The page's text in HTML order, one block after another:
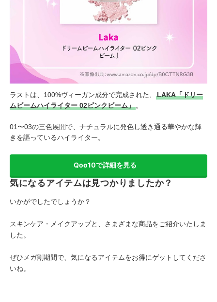
ラストは、100%ヴィーガン成分で完成された、
LAKA「ドリー
ムビームハイライター 02ピンクビーム」 。
01〜03の三色展開で、ナチュラルに発色し透き通る華やかな輝
きを謳っているハイライター。
Qoo10で詳細を見る
気になるアイテムは見つかりましたか？
いかがでしたでしょうか？
スキンケア・メイクアップと、さまざまな商品をご紹介いたしま
した。
ぜひメガ割期間で、気になるアイテムをお得にゲットしてくださ
いね。